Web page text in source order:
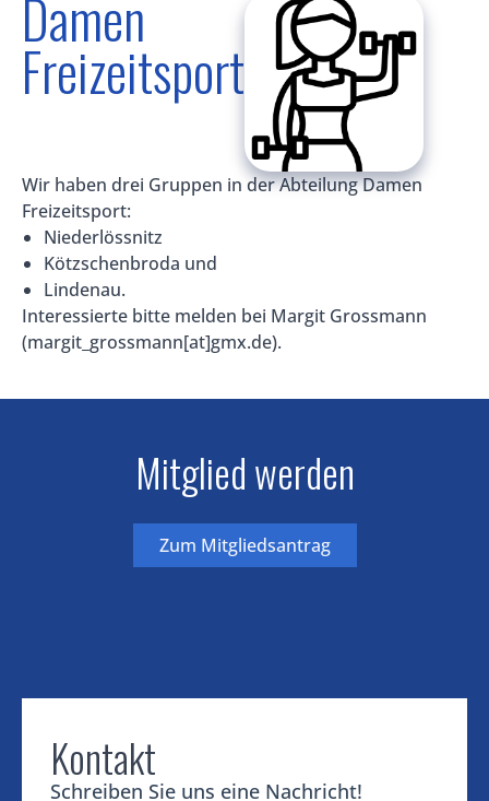
Damen
Freizeitsport
Wir haben drei Gruppen in der Abteilung Damen
Freizeitsport:
Niederlössnitz
Kötzschenbroda und
Lindenau.
Interessierte bitte melden bei Margit Grossmann
(margit_grossmann[at]gmx.de).
Mitglied werden
Zum Mitgliedsantrag
Kontakt
Schreiben Sie uns eine Nachricht!